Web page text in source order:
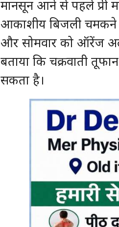
मानसून आने से पहले प्री
आकाशीय बिजली चमकने
और सोमवार को ऑरेंज
बताया कि चक्रवाती
सकता है।